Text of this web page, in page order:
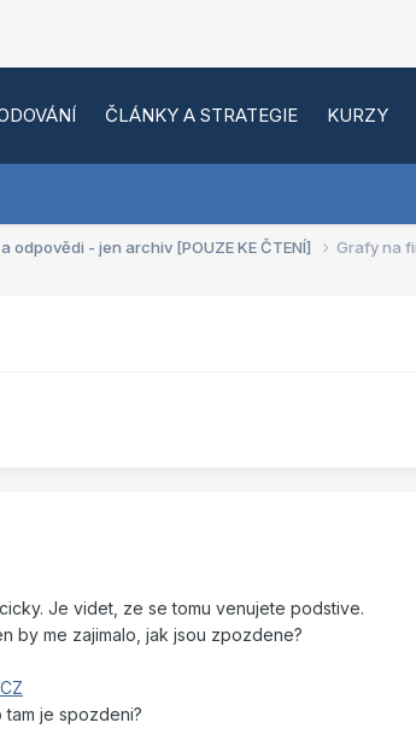
ČLÁNKY A STRATEGIE KURZY
odpovědi - jen archiv [POUZE KE ČTENÍ] Grafy na
Je videt, ze se tomu venujete podstive.
by me zajimalo, jak jsou zpozdene?
je spozdeni?